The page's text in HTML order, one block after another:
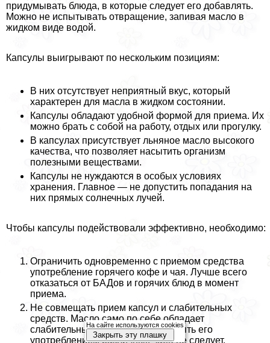
придумывать блюда, в которые следует его добавлять.
Можно не испытывать отвращение, запивая масло в
жидком виде водой.
Капсулы выигрывают по нескольким позициям:
В них отсутствует неприятный вкус, который
хаpaктерен для масла в жидком состоянии.
Капсулы обладают удобной формой для приема. Их
можно брать с собой на работу, отдых или прогулку.
В капсулах присутствует льняное масло высокого
качества, что позволяет насытить организм
полезными веществами.
Капсулы не нуждаются в особых условиях
хранения. Главное — не допустить попадания на
них прямых солнечных лучей.
Чтобы капсулы подействовали эффективно, необходимо:
Ограничить одновременно с приемом средства
употрeбление горячего кофе и чая. Лучше всего
отказаться от БАДов и горячих блюд в момент
приема.
Не совмещать прием капсул и слабительных
средств. Масло само по себе обладает
слабительным эффектом, дополнять его
употрeблением различных чаев не следует.
На сайте используются cookies
Закрыть эту плашку